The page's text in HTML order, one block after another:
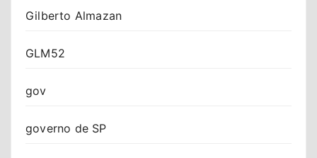
Gilberto Almazan
GLM52
gov
governo de SP